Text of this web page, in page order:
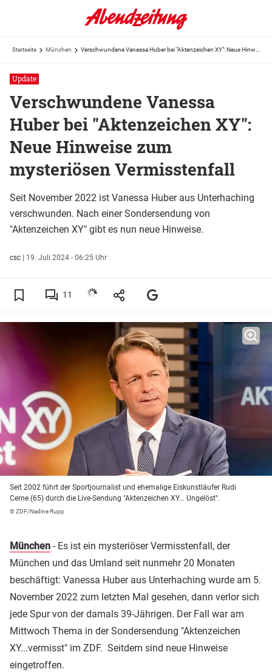
Startseite München
Update
Verschwundene Vanessa
Huber bei "Aktenzeichen XY":
Neue Hinweise zum
mysteriösen Vermisstenfall
Seit November 2022 ist Vanessa Huber aus Unterhaching
verschwunden. Nach einer Sondersendung von
"Aktenzeichen XY" gibt es nun neue Hinweise.
csc 19. Juli 2024 - 06:25 Uhr
11
Seit 2002 führt der Sportjournalist und ehemalige Eiskunstläufer Rudi
Cerne (65) durch die Live-Sendung "Aktenzeichen XY... Ungelöst".
© ZDF/Nadine Rupp
München - Es ist ein mysteriöser Vermisstenfall, der
München und das Umland seit nunmehr 20 Monaten
beschäftigt: Vanessa Huber aus Unterhaching wurde am 5.
November 2022 zum letzten Mal gesehen, dann verlor sich
jede Spur von der damals 39-Jährigen. Der Fall war am
Mittwoch Thema in der Sondersendung "Aktenzeichen
XY...vermisst" im ZDF. Seitdem sind neue Hinweise
eingetroffen.